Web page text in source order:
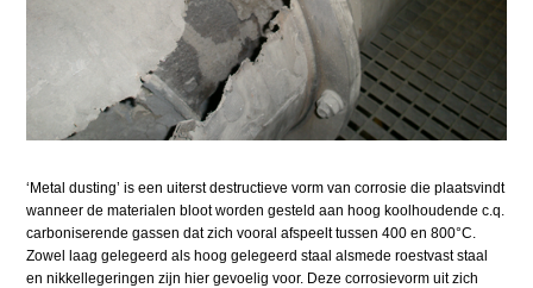
‘Metal dusting’ is een uiterst destructieve vorm van corrosie die plaatsvindt
wanneer de materialen bloot worden gesteld aan hoog koolhoudende c.q.
carboniserende gassen dat zich vooral afspeelt tussen 400 en 800°C.
Zowel laag gelegeerd als hoog gelegeerd staal alsmede roestvast staal
en nikkellegeringen zijn hier gevoelig voor. Deze corrosievorm uit zich